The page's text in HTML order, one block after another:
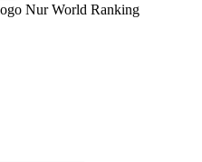
Nur World Ranking